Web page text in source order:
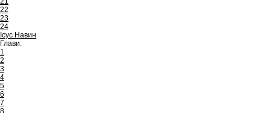
22
23
24
Ісус Навин
Глави:
1
2
3
4
5
6
7
8